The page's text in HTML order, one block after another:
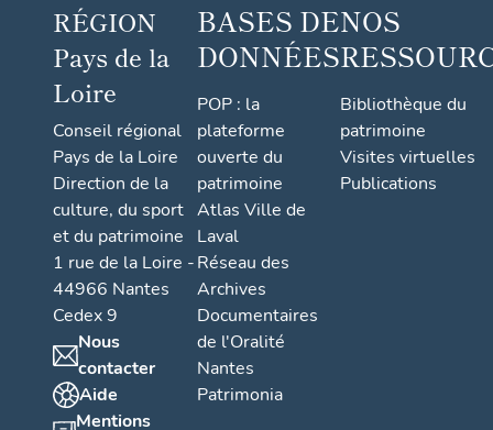
RÉGION
Pays de la
Loire
Conseil régional
Pays de la Loire
Direction de la
culture, du sport
et du patrimoine
1 rue de la Loire -
44966 Nantes
Cedex 9
Nous
contacter
Aide
Mentions
BASES DE
DONNÉES
POP : la
plateforme
ouverte du
patrimoine
Atlas Ville de
Laval
Réseau des
Archives
Documentaires
de l'Oralité
Nantes
Patrimonia
NOS
Bibliothèque du
patrimoine
Visites virtuelles
Publications